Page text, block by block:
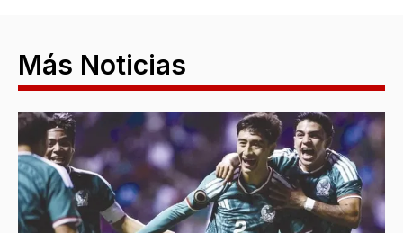
Más Noticias